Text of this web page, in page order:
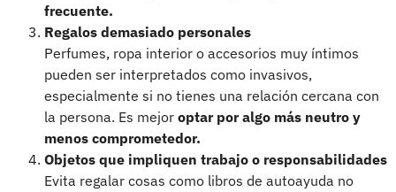
frecuente.
Regalos demasiado personales
Perfumes, ropa interior o accesorios muy íntimos
pueden ser interpretados como invasivos,
especialmente si no tienes una relación cercana con
la persona. Es mejor optar por algo más neutro y
menos comprometedor.
Objetos que impliquen trabajo o responsabilidades
Evita regalar cosas como libros de autoayuda no